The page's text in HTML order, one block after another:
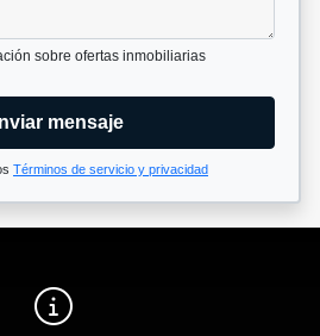
sobre ofertas inmobiliarias
mensaje
Términos de servicio y privacidad